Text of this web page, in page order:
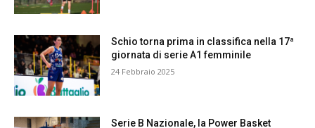
Schio torna prima in classifica nella 17ª
giornata di serie A1 femminile
24 Febbraio 2025
Serie B Nazionale, la Power Basket